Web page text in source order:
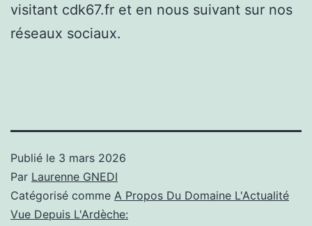
visitant cdk67.fr et en nous suivant sur nos
réseaux sociaux.
Publié le 3 mars 2026
Par Laurenne GNEDI
Catégorisé comme A Propos Du Domaine L'Actualité
Vue Depuis L'Ardèche: